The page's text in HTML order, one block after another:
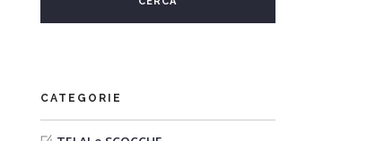
CATEGORIE